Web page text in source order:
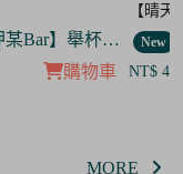
啡館】
【晴天咖啡館】吊飾套組
購物車
MORE